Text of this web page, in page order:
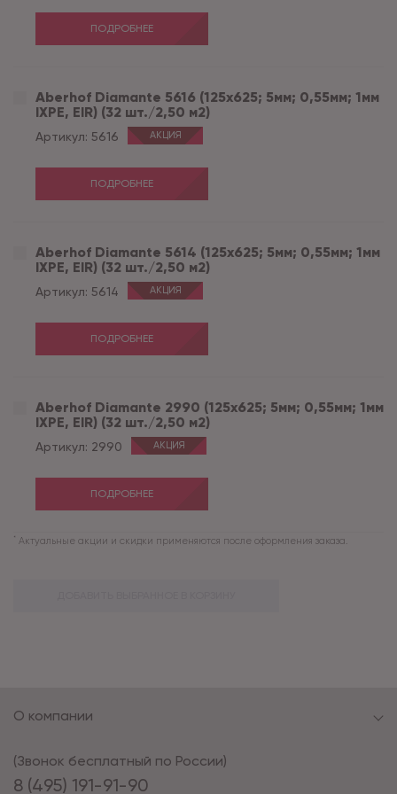
ПОДРОБНЕЕ
Aberhof Diamante 5616 (125x625; 5мм; 0,55мм; 1мм
IXPE, EIR) (32 шт./2,50 м2)
Артикул: 5616 АКЦИЯ
ПОДРОБНЕЕ
Aberhof Diamante 5614 (125x625; 5мм; 0,55мм; 1мм
IXPE, EIR) (32 шт./2,50 м2)
Артикул: 5614 АКЦИЯ
ПОДРОБНЕЕ
Aberhof Diamante 2990 (125x625; 5мм; 0,55мм; 1мм
IXPE, EIR) (32 шт./2,50 м2)
Артикул: 2990 АКЦИЯ
ПОДРОБНЕЕ
* Актуальные акции и скидки применяются после оформления заказа.
8 (495) 191-91-90
(Звонок бесплатный по России)
О компании